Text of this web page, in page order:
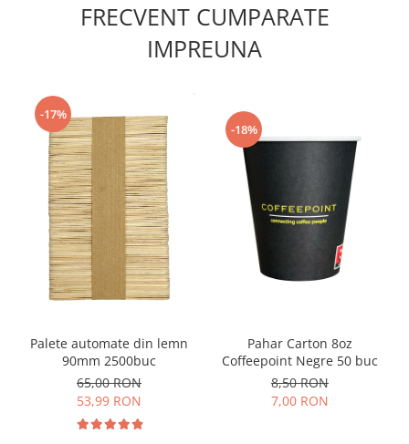
FRECVENT CUMPARATE
IMPREUNA
-17%
Palete automate din lemn
90mm 2500buc
65,00 RON
53,99 RON
-18%
Pahar Carton 8oz
Coffeepoint Negre 50 buc
8,50 RON
7,00 RON